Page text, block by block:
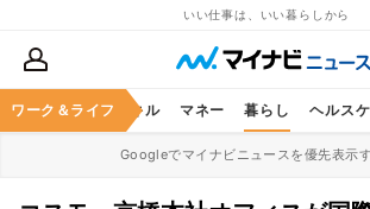
いい仕事は、いい暮らしから
ワーク＆ライフ
ア ビジネススキル マネー 暮らし ヘルス
Googleでマイナビニュースを優先表示